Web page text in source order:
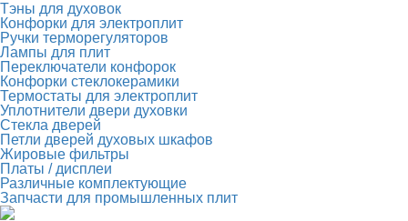
Тэны для духовок
Конфорки для электроплит
Ручки терморегуляторов
Лампы для плит
Переключатели конфорок
Конфорки стеклокерамики
Термостаты для электроплит
Уплотнители двери духовки
Стекла дверей
Петли дверей духовых шкафов
Жировые фильтры
Платы / дисплеи
Различные комплектующие
Запчасти для промышленных плит